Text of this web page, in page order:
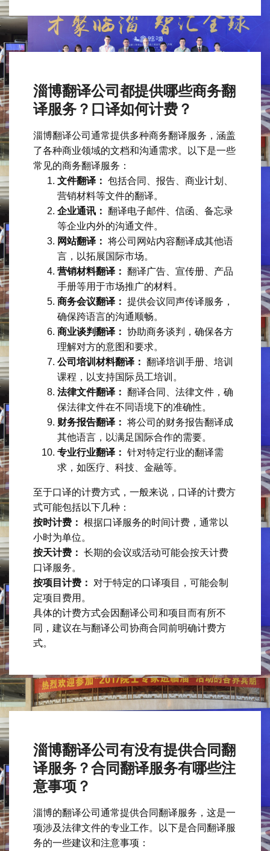
淄博翻译公司都提供哪些商务翻
译服务？口译如何计费？
淄博翻译公司通常提供多种商务翻译服务，涵盖
了各种商业领域的文档和沟通需求。以下是一些
常见的商务翻译服务：
文件翻译： 包括合同、报告、商业计划、
营销材料等文件的翻译。
企业通讯： 翻译电子邮件、信函、备忘录
等企业内外的沟通文件。
网站翻译： 将公司网站内容翻译成其他语
言，以拓展国际市场。
营销材料翻译： 翻译广告、宣传册、产品
手册等用于市场推广的材料。
商务会议翻译： 提供会议同声传译服务，
确保跨语言的沟通顺畅。
商业谈判翻译： 协助商务谈判，确保各方
理解对方的意图和要求。
公司培训材料翻译： 翻译培训手册、培训
课程，以支持国际员工培训。
法律文件翻译： 翻译合同、法律文件，确
保法律文件在不同语境下的准确性。
财务报告翻译： 将公司的财务报告翻译成
其他语言，以满足国际合作的需要。
专业行业翻译： 针对特定行业的翻译需
求，如医疗、科技、金融等。
至于口译的计费方式，一般来说，口译的计费方
式可能包括以下几种：
按时计费： 根据口译服务的时间计费，通常以
小时为单位。
按天计费： 长期的会议或活动可能会按天计费
口译服务。
按项目计费：
对于特定的口译项目，可能会制
定项目费用。
具体的计费方式会因翻译公司和项目而有所不
同，建议在与翻译公司协商合同前明确计费方
式。
淄博翻译公司有没有提供合同翻
译服务？合同翻译服务有哪些注
意事项？
淄博的翻译公司通常提供合同翻译服务，这是一
项涉及法律文件的专业工作。以下是合同翻译服
务的一些建议和注意事项：